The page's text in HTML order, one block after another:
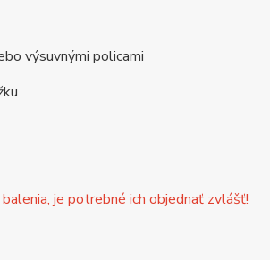
výsuvnými policami
je potrebné ich objednať zvlášť!